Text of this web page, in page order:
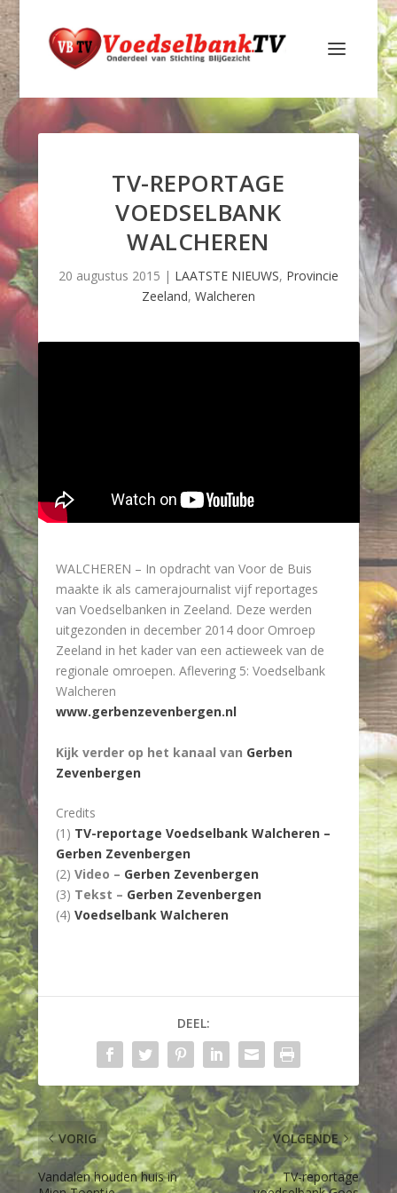
TV-REPORTAGE
VOEDSELBANK
WALCHEREN
20 augustus 2015 | LAATSTE NIEUWS, Provincie
Zeeland, Walcheren
WALCHEREN – In opdracht van Voor de Buis
maakte ik als camerajournalist vijf reportages
van Voedselbanken in Zeeland. Deze werden
uitgezonden in december 2014 door Omroep
Zeeland in het kader van een actieweek van de
regionale omroepen. Aflevering 5: Voedselbank
Walcheren
www.gerbenzevenbergen.nl
Kijk verder op het kanaal van Gerben
Zevenbergen
Credits
(1) TV-reportage Voedselbank Walcheren –
Gerben Zevenbergen
(2) Video – Gerben Zevenbergen
(3) Tekst – Gerben Zevenbergen
(4) Voedselbank Walcheren
DEEL:
VORIG
Vandalen houden huis in
VOLGENDE
TV-reportage